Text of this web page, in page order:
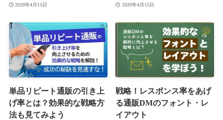
2020年4月15日 2020年4月15日
単品リピート通販の引き上
げ率とは？効果的な戦略方
法も見てみよう
戦略！レスポンス率をあげ
る通販DMのフォント・レ
イアウト